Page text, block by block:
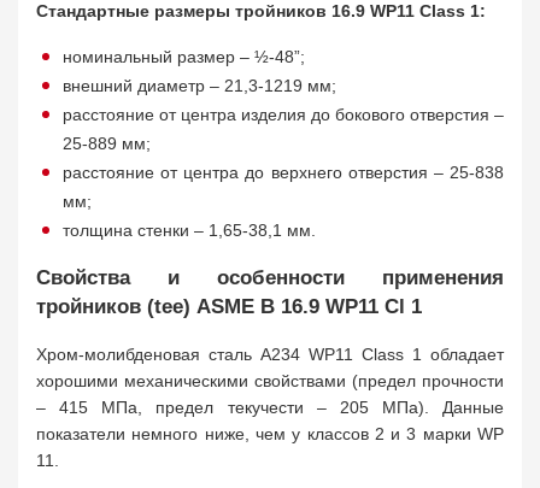
Стандартные размеры тройников 16.9 WP11 Class 1:
номинальный размер – ½-48”;
внешний диаметр – 21,3-1219 мм;
расстояние от центра изделия до бокового отверстия –
25-889 мм;
расстояние от центра до верхнего отверстия – 25-838
мм;
толщина стенки – 1,65-38,1 мм.
Свойства и особенности применения
тройников (tee) ASME B 16.9 WP11 Cl 1
Хром-молибденовая сталь A234 WP11 Class 1 обладает
хорошими механическими свойствами (предел прочности
– 415 МПа, предел текучести – 205 МПа). Данные
показатели немного ниже, чем у классов 2 и 3 марки WP
11.